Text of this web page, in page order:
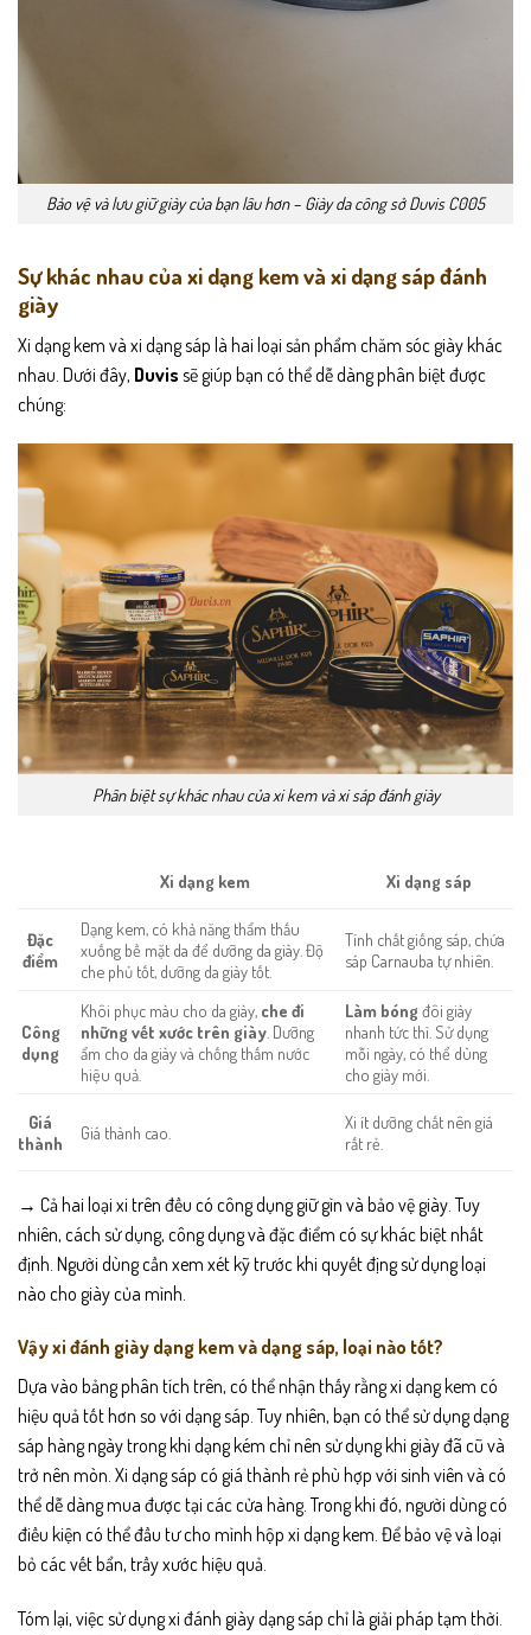
Bảo vệ và lưu giữ giày của bạn lâu hơn – Giày da công sở Duvis C005
Sự khác nhau của xi dạng kem và xi dạng sáp đánh
giày
Xi dạng kem và xi dạng sáp là hai loại sản phẩm chăm sóc giày khác
nhau. Dưới đây, Duvis sẽ giúp bạn có thể dễ dàng phân biệt được
chúng:
Phân biệt sự khác nhau của xi kem và xi sáp đánh giày
Xi dạng kem Xi dạng sáp
Đặc
điểm
Dạng kem, có khả năng thẩm thấu
xuống bề mặt da để dưỡng da giày. Độ
che phủ tốt, dưỡng da giày tốt.
Tính chất giống sáp, chứa
sáp Carnauba tự nhiên.
Công
dụng
Khôi phục màu cho da giày, che đi
những vết xước trên giày . Dưỡng
ẩm cho da giày và chống thấm nước
hiệu quả.
Làm bóng đôi giày
nhanh tức thì. Sử dụng
mỗi ngày, có thể dùng
cho giày mới.
Giá
thành
Giá thành cao.
Xi ít dưỡng chất nên giá
rất rẻ.
→ Cả hai loại xi trên đều có công dụng giữ gìn và bảo vệ giày. Tuy
nhiên, cách sử dụng, công dụng và đặc điểm có sự khác biệt nhất
định. Người dùng cần xem xét kỹ trước khi quyết địng sử dụng loại
nào cho giày của mình.
Vậy xi đánh giày dạng kem và dạng sáp, loại nào tốt?
Dựa vào bảng phân tích trên, có thể nhận thấy rằng xi dạng kem có
hiệu quả tốt hơn so với dạng sáp. Tuy nhiên, bạn có thể sử dụng dạng
sáp hàng ngày trong khi dạng kém chỉ nên sử dụng khi giày đã cũ và
trở nên mòn. Xi dạng sáp có giá thành rẻ phù hợp với sinh viên và có
thể dễ dàng mua được tại các cửa hàng. Trong khi đó, người dùng có
điều kiện có thể đầu tư cho mình hộp xi dạng kem. Để bảo vệ và loại
bỏ các vết bẩn, trầy xước hiệu quả.
Tóm lại, việc sử dụng xi đánh giày dạng sáp chỉ là giải pháp tạm thời.